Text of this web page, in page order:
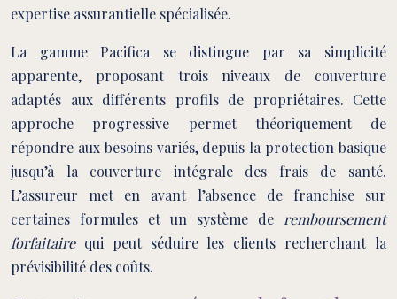
expertise assurantielle spécialisée.
La gamme Pacifica se distingue par sa simplicité
apparente, proposant trois niveaux de couverture
adaptés aux différents profils de propriétaires. Cette
approche progressive permet théoriquement de
répondre aux besoins variés, depuis la protection basique
jusqu’à la couverture intégrale des frais de santé.
L’assureur met en avant l’absence de franchise sur
certaines formules et un système de remboursement
forfaitairequi peut séduire les clients recherchant la
prévisibilité des coûts.